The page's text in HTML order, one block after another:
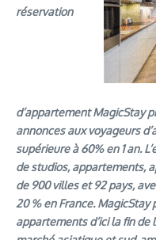
réservation
d’appartement MagicStay
annonces aux voyageurs
supérieure à 60% en 1 an.
de studios, appartements,
de 900 villes et 92 pays,
20 % en France.MagicStay
appartements d’ici la fin de